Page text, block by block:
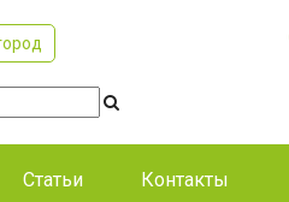
Статьи Контакты